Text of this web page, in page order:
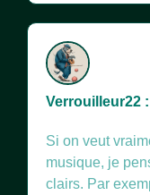
Verrouilleur22 :
Si on veut
musique, je
clairs. Par